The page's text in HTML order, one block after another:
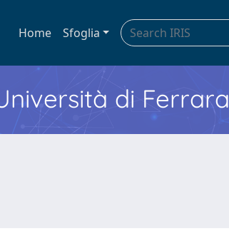
Home Sfoglia
di Ferrara